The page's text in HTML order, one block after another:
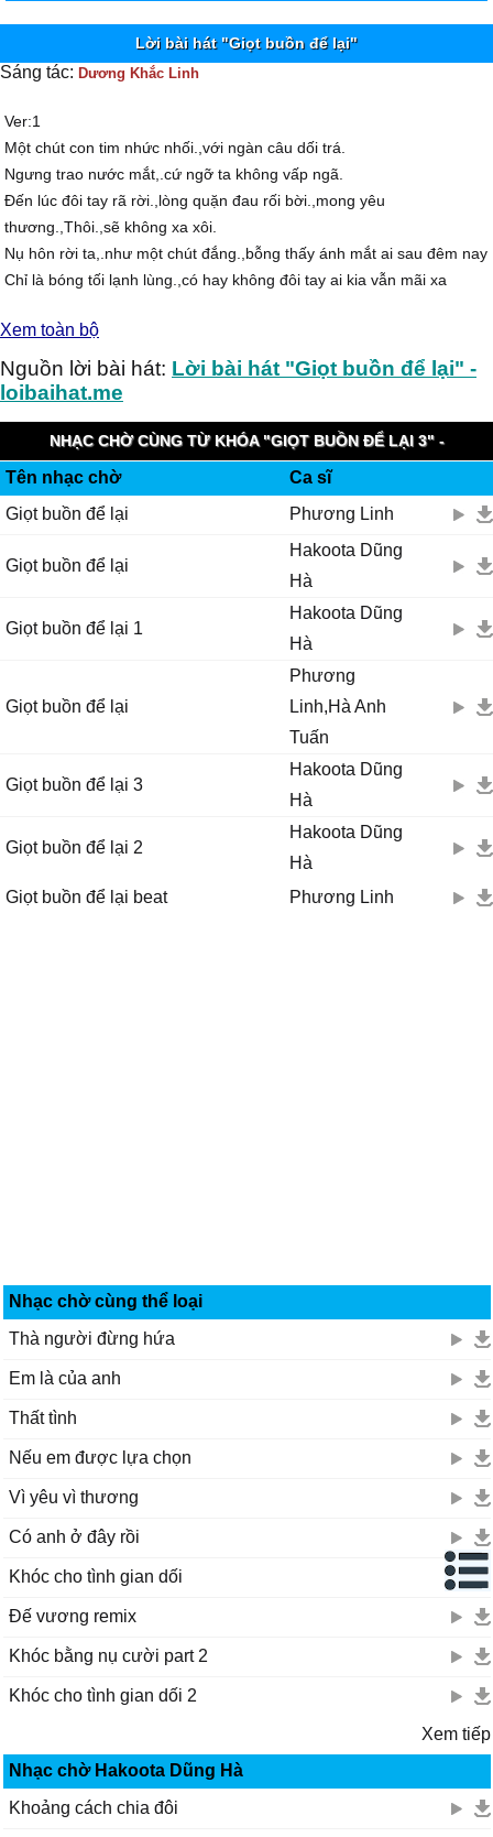
Lời bài hát "Giọt buồn để lại"
Sáng tác: Dương Khắc Linh
Ver:1
Một chút con tim nhức nhối.,với ngàn câu dối trá.
Ngưng trao nước mắt,.cứ ngỡ ta không vấp ngã.
Đến lúc đôi tay rã rời.,lòng quặn đau rối bời.,mong yêu
thương.,Thôi.,sẽ không xa xôi.
Nụ hôn rời ta,.như một chút đắng.,bỗng thấy ánh mắt ai sau đêm nay
Chỉ là bóng tối lạnh lùng.,có hay không đôi tay ai kia vẫn mãi xa
Bridge:
Thiên đường là đây.,.mà cách xa......
Thiên đường là đây..,tìm hoài .,. không sao níu lấy.,.
I don't know why.,.,. bên nhau với phút chốc .. môi hôn nồng nàn.
I don't know why.,.,. mưa thắm ướt khóe mắt ta .. quá muộn màng.,
Đôi chân bước đi nhẹ nhàng.,mưa không vội vàng.,.ở bên cạnh em.
Chợt con phố đông còn dài.,.bóng dáng mệt nhòai.,cô đơn đang tìm
Ver2:
Cố gắng trốn thoát khi con tim quá yếu đuối.,
Nếu biết cơn mê miệt mài... đường về sao quá dài. Vì chỉ còn mình
Để đêm nay ta không còn mong nhớ.,. chớp mắt có lẽ mau quên
buông tay..
Xem toàn bộ
Nguồn lời bài hát: Lời bài hát "Giọt buồn để lại" -
loibaihat.me
NHẠC CHỜ CÙNG TỪ KHÓA "GIỌT BUỒN ĐỂ LẠI 3" -
VIETNAMOBILE HAPPYRING
Tên nhạc chờ
Ca sĩ
Giọt buồn để lại
Phương Linh
Giọt buồn để lại
Hakoota Dũng
Hà
Giọt buồn để lại 1
Hakoota Dũng
Hà
Giọt buồn để lại
Phương
Linh,Hà Anh
Tuấn
Giọt buồn để lại 3
Hakoota Dũng
Hà
Giọt buồn để lại 2
Hakoota Dũng
Hà
Giọt buồn để lại beat
Phương Linh
Nhạc chờ cùng thể loại
Thà người đừng hứa
Em là của anh
Thất tình
Nếu em được lựa chọn
Vì yêu vì thương
Có anh ở đây rồi
Khóc cho tình gian dối
Đế vương remix
Khóc bằng nụ cười part 2
Khóc cho tình gian dối 2
Xem tiếp
Nhạc chờ Hakoota Dũng Hà
Khoảng cách chia đôi